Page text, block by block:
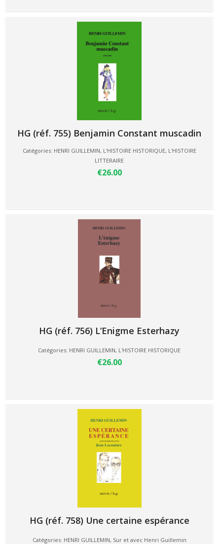
HG (réf. 755) Benjamin Constant muscadin
Catégories: HENRI GUILLEMIN, L'HISTOIRE HISTORIQUE, L'HISTOIRE
LITTERAIRE
€26.00
HG (réf. 756) L’Enigme Esterhazy
Catégories: HENRI GUILLEMIN, L'HISTOIRE HISTORIQUE
€26.00
HG (réf. 758) Une certaine espérance
Catégories: HENRI GUILLEMIN, Sur et avec Henri Guillemin